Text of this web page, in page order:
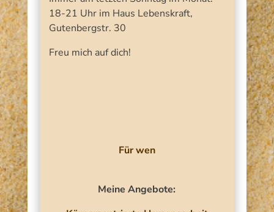
18-21 Uhr im Haus Lebenskraft,
Gutenbergstr. 30
Freu mich auf dich!
Für wen
Meine Angebote: